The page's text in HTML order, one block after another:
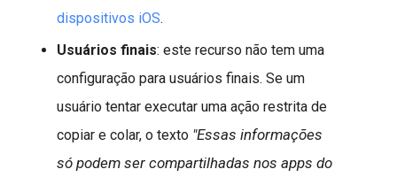
dispositivos iOS.
Usuários finais: este recurso não tem uma
configuração para usuários finais. Se um
usuário tentar executar uma ação restrita de
copiar e colar, o texto "Essas informações
só podem ser compartilhadas nos apps do